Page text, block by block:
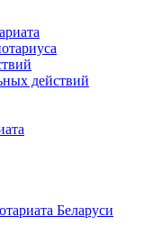
действий
Беларуси